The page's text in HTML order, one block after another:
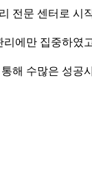
전문 센터로 시
리에만 집중하였
해 수많은 성공